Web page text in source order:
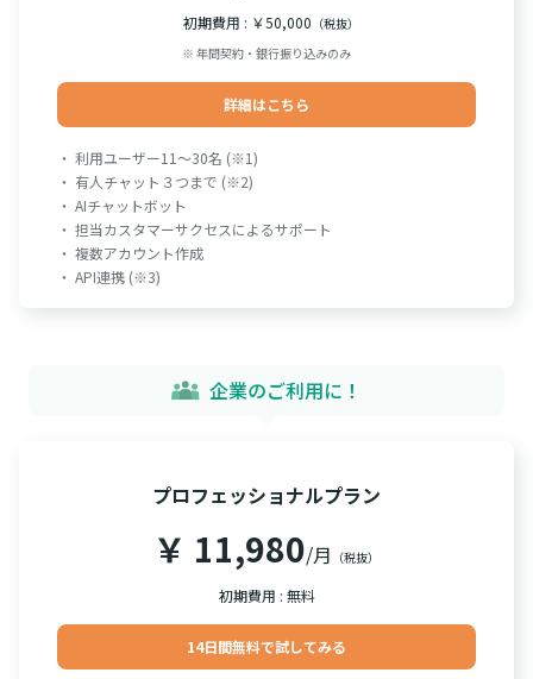
初期費用 : ￥50,000 （税抜）
※ 年間契約・銀行振り込みのみ
詳細はこちら
・ 利用ユーザー11～30名 (※1)
・ 有人チャット３つまで (※2)
・ AIチャットボット
・ 担当カスタマーサクセスによるサポート
・ 複数アカウント作成
・ API連携 (※3)
企業のご利用に！
プロフェッショナルプラン
￥ 11,980/月 （税抜）
初期費用 : 無料
14日間無料で試してみる